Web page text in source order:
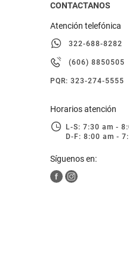
CONTACTANOS
Atención telefónica
322-688-8282
(606) 8850505
PQR: 323-274-5555
Horarios atención
L-S: 7:30 am -
D-F: 8:00 am -
Síguenos en: